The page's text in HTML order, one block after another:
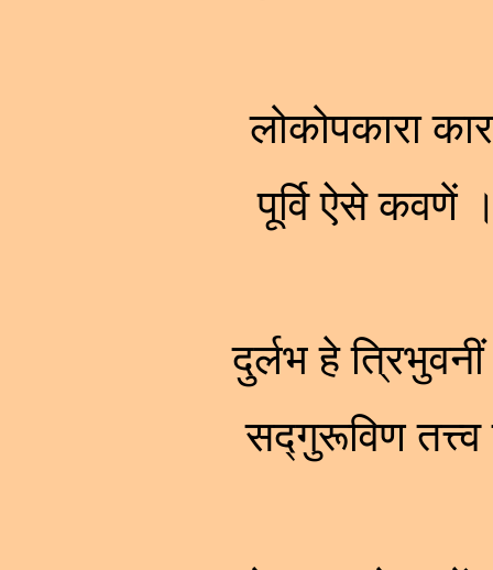
लोकोपकारा
पूर्वि ऐसे कवणें
दुर्लभ हे
सद्गुरूविण